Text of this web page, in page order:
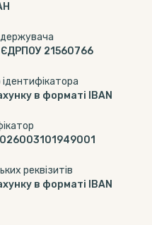
21560766
ідентифікатора
в форматі IBAN
реквізитів
в форматі IBAN